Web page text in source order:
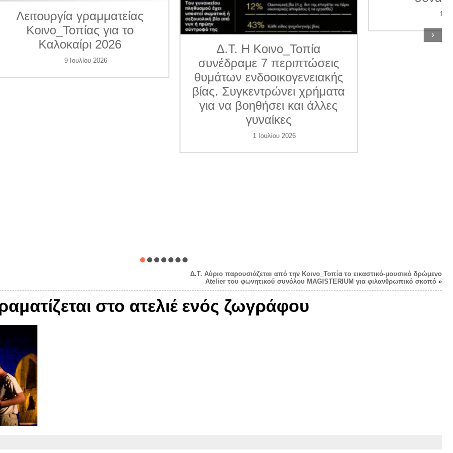
το
Δ.Τ. Η Κοινο_Τοπία
συνέδραμε 7 περιπτώσεις
θυμάτων ενδοοικογενειακής
βίας. Συγκεντρώνει χρήματα
για να βοηθήσει και άλλες
11 Ιουνίου 2026
›
Δ.Τ. Αύριο παρουσιάζεται από την Κοινο_Τοπία το εικαστικό-μουσικό δρώμενο
Atelier του φωνητικού συνόλου MAGISTERIUM για φιλανθρωπικό σκοπό»
στο ατελιέ ενός ζωγράφου